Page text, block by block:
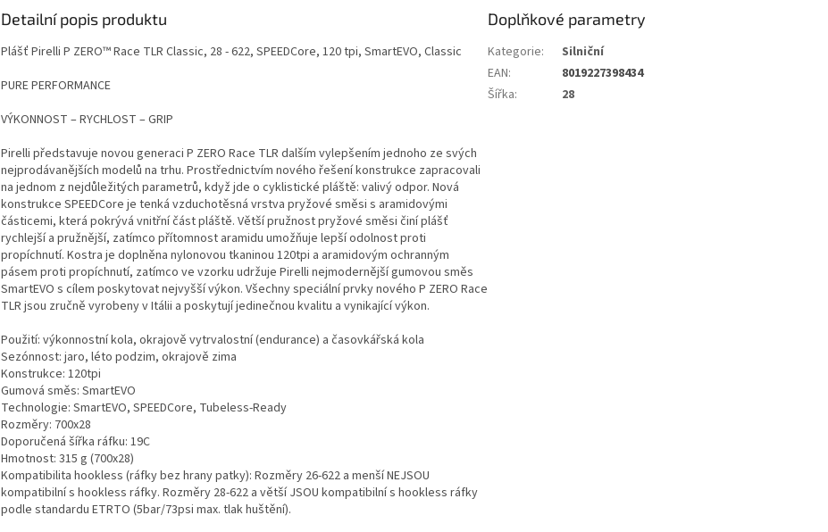
Detailní popis produktu
Plášť Pirelli P ZERO™ Race TLR Classic, 28 - 622, SPEEDCore, 120 tpi, SmartEVO, Classic
PURE PERFORMANCE
VÝKONNOST – RYCHLOST – GRIP
Pirelli představuje novou generaci P ZERO Race TLR dalším vylepšením jednoho ze svých
nejprodávanějších modelů na trhu. Prostřednictvím nového řešení konstrukce zapracovali
na jednom z nejdůležitých parametrů, když jde o cyklistické pláště: valivý odpor. Nová
konstrukce SPEEDCore je tenká vzduchotěsná vrstva pryžové směsi s aramidovými
částicemi, která pokrývá vnitřní část pláště. Větší pružnost pryžové směsi činí plášť
rychlejší a pružnější, zatímco přítomnost aramidu umožňuje lepší odolnost proti
propíchnutí. Kostra je doplněna nylonovou tkaninou 120tpi a aramidovým ochranným
pásem proti propíchnutí, zatímco ve vzorku udržuje Pirelli nejmodernější gumovou směs
SmartEVO s cílem poskytovat nejvyšší výkon. Všechny speciální prvky nového P ZERO Race
TLR jsou zručně vyrobeny v Itálii a poskytují jedinečnou kvalitu a vynikající výkon.
Použití: výkonnostní kola, okrajově vytrvalostní (endurance) a časovkářská kola
Sezónnost: jaro, léto podzim, okrajově zima
Konstrukce: 120tpi
Gumová směs: SmartEVO
Technologie: SmartEVO, SPEEDCore, Tubeless-Ready
Rozměry: 700x28
Doporučená šířka ráfku: 19C
Hmotnost: 315 g (700x28)
Kompatibilita hookless (ráfky bez hrany patky): Rozměry 26-622 a menší NEJSOU
kompatibilní s hookless ráfky. Rozměry 28-622 a větší JSOU kompatibilní s hookless ráfky
podle standardu ETRTO (5bar/73psi max. tlak huštění).
Doplňkové parametry
Kategorie:
Silniční
EAN:
8019227398434
Šířka: 28